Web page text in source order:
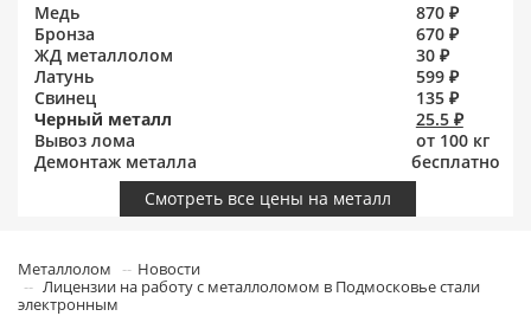
Медь
870 ₽
Бронза
670 ₽
ЖД металлолом
30 ₽
Латунь
599 ₽
Свинец
135 ₽
Черный металл
25.5 ₽
Вывоз лома
от 100 кг
Демонтаж металла
бесплатно
Смотреть все цены на металл
Металлолом
Новости
Лицензии на работу с металлоломом в Подмосковье стали
электронным